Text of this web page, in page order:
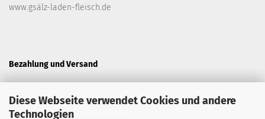
Diese Webseite verwendet Cookies und andere
Technologien
www.gsälz-laden-fleisch.de
Bezahlung und Versand
Klarna. Alternativ auf Rechnung gegen Vorkasse.